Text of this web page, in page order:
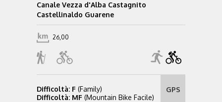
Canale Vezza d'Alba Castagnito
Castellinaldo Guarene
26,00
Difficoltà: F (Family)
Difficoltà: MF (Mountain Bike Facile)
GPS